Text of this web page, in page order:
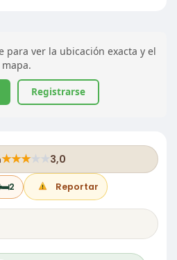
para ver la ubicación exacta y el
mapa.
Registrarse
★★★★ ★3,0
2 Reportar